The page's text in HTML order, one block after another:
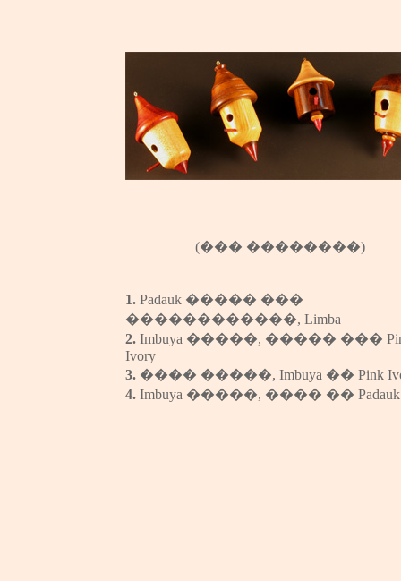
(��� ��������)
1. Padauk ����� ���
������������, Limba
2. Imbuya �����, ����� ���
Ivory
3. ���� �����, Imbuya �� Pink
4. Imbuya �����, ���� �� Padauk